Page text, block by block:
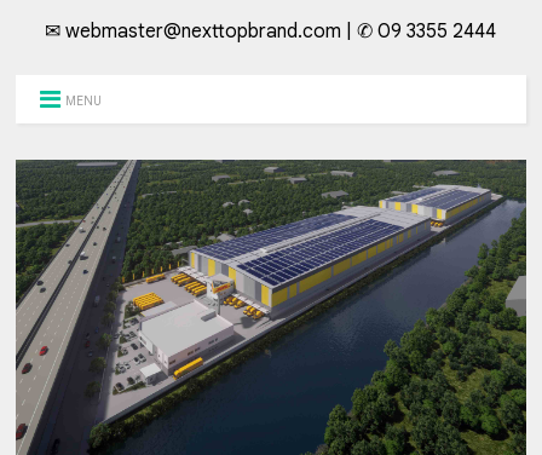
✉ webmaster@nexttopbrand.com | ✆ 09 3355 2444
MENU